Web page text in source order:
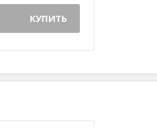
КУПИТЬ